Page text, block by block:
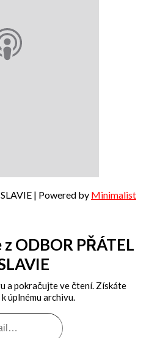
| Powered by Minimalist
ODBOR PŘÁTEL
a pokračujte ve čtení. Získáte
úplnému archivu.